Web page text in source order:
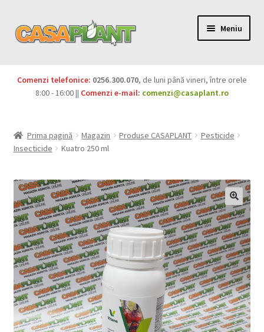
Meniu
Pesticide
copil
Produse BIO
Igienă publică
Casa și grădina
Extinde
meniul
copil
Sere și solarii
Extinde
meniul
copil
Comenzi telefonice: 0256.300.070, de luni până vineri, între orele
8:00 - 16:00 || Comenzi e-mail: comenzi@casaplant.ro
Prima pagină Magazin Produse CASAPLANT
Pesticide
Insecticide
Kuatro 250 ml